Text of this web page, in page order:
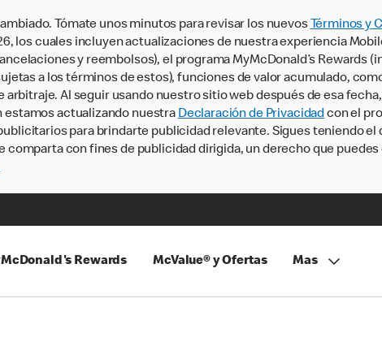
Tómate unos minutos para revisar los nuevos Términos y
los cuales incluyen actualizaciones de nuestra experiencia
y reembolsos), el programa MyMcDonald’s Rewards
a los términos de estos), funciones de valor acumulado,
arbitraje. Al seguir usando nuestro sitio web después de esa
estamos actualizando nuestra Declaración de Privacidadcon el
para brindarte publicidad relevante. Sigues teniendo el
comparta con fines de publicidad dirigida, un derecho que
Rewards McValue® y Ofertas Mas